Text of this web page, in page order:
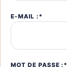
E-MAIL :*
MOT DE PASSE :*